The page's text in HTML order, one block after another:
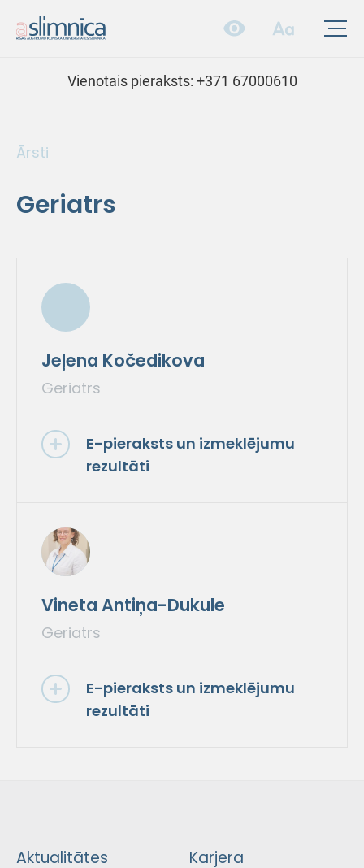
Vienotais pieraksts: +371 67000610
Ārsti
Geriatrs
Jeļena Kočedikova
Geriatrs
E-pieraksts un izmeklējumu
rezultāti
Vineta Antiņa-Dukule
Geriatrs
E-pieraksts un izmeklējumu
rezultāti
Aktualitātes Karjera